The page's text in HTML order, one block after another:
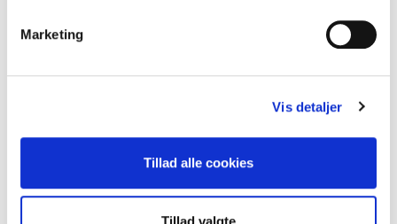
Marketing
Vis detaljer
Tillad alle cookies
Tillad valgte
morgenmøde, der handlede om branding af offentlige
organisationer. Udover oplægget fra Hanne Arentoft fra
Konkurrence- og Forbrugerstyrelsen, stillede Britt Asnæs
samt Trine Nebel, der er forfatter og adjunkt vedDanmarks